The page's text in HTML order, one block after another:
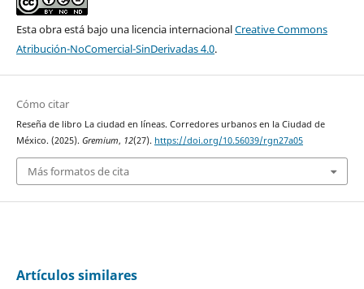
Esta obra está bajo una licencia internacionalCreative Commons
Atribución-NoComercial-SinDerivadas 4.0.
Cómo citar
Reseña de libro La ciudad en líneas. Corredores urbanos en la Ciudad de
México. (2025). Gremium, 12(27). https://doi.org/10.56039/rgn27a05
Más formatos de cita
Artículos similares